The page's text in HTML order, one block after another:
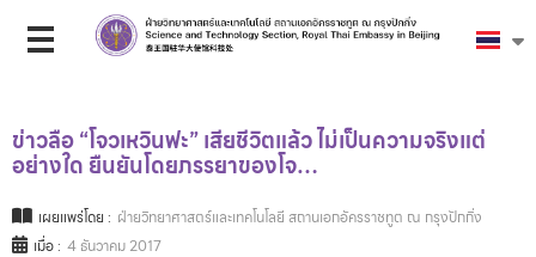
ข่าวลือ “โจวเหวินฟะ” เสียชีวิตแล้ว ไม่เป็นความจริงแต่
อย่างใด ยืนยันโดยภรรยาของโจ…
เผยแพร่โดย : ฝ่ายวิทยาศาสตร์และเทคโนโลยี สถานเอกอัครราชทูต ณ กรุงปักกิ่ง
เมื่อ : 4 ธันวาคม 2017